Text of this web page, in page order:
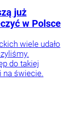
już
w Polsce
wiele udało
do takiej
na świecie.